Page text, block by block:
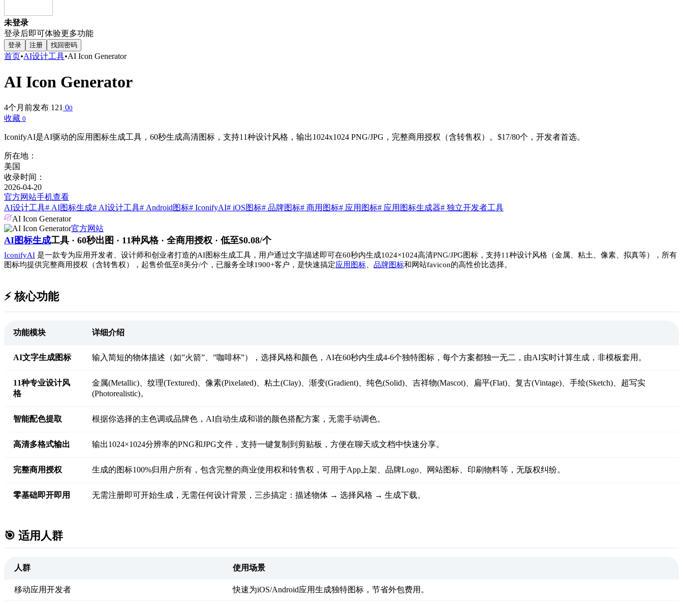
未登录
登录后即可体验更多功能
登录 注册 找回密码
首页•AI设计工具•AI Icon Generator
AI Icon Generator
4个月前发布 121 00
收藏 0
IconifyAI是AI驱动的应用图标生成工具，60秒生成高清图标，支持11种设计风格，输出1024x1024 PNG/JPG，完整商用授权（含转售权）。$17/80个，开发者首选。
所在地：
美国
收录时间：
2026-04-20
官方网站手机查看
AI设计工具# AI图标生成# AI设计工具# Android图标# IconifyAI# iOS图标# 品牌图标# 商用图标# 应用图标# 应用图标生成器# 独立开发者工具
AI Icon Generator
官方网站
AI图标生成工具 · 60秒出图 · 11种风格 · 全商用授权 · 低至$0.08/个
IconifyAI 是一款专为应用开发者、设计师和创业者打造的AI图标生成工具，用户通过文字描述即可在60秒内生成1024×1024高清PNG/JPG图标，支持11种设计风格（金属、粘土、像素、拟真等），所有
图标均提供完整商用授权（含转售权），起售价低至8美分/个，已服务全球1900+客户，是快速搞定应用图标 品牌图标和网站favicon的高性价比选择。
⚡️ 核心功能
功能模块 详细介绍
AI文字生成图标 输入简短的物体描述（如”火箭”、”咖啡杯”），选择风格和颜色，AI在60秒内生成4-6个独特图标，每个方案都独一无二，由AI实时计算生成，非模板套用。
11种专业设计风
格
金属(Metallic)、纹理(Textured)、像素(Pixelated)、粘土(Clay)、渐变(Gradient)、纯色(Solid)、吉祥物(Mascot)、扁平(Flat)、复古(Vintage)、手绘(Sketch)、超写实
(Photorealistic)。
智能配色提取 根据你选择的主色调或品牌色，AI自动生成和谐的颜色搭配方案，无需手动调色。
高清多格式输出 输出1024×1024分辨率的PNG和JPG文件，支持一键复制到剪贴板，方便在聊天或文档中快速分享。
完整商用授权 生成的图标100%归用户所有，包含完整的商业使用权和转售权，可用于App上架、品牌Logo、网站图标、印刷物料等，无版权纠纷。
零基础即开即用 无需注册即可开始生成，无需任何设计背景，三步搞定：描述物体 → 选择风格 → 生成下载。
🎯 适用人群
人群 使用场景
移动应用开发者 快速为iOS/Android应用生成独特图标，节省外包费用。